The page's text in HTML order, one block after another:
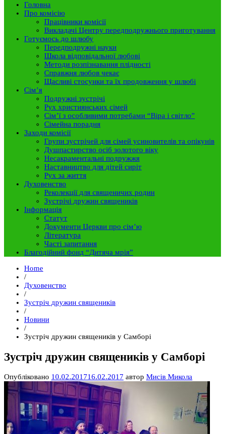
Головна
Про комісію
Працівники комісії
Викладачі Центру передподружнього приготування
Готуємось до шлюбу
Передподружні науки
Школа відповідальної любові
Методи розпізнавання плідності
Справжня любов чекає
Щасливі стосунки та їх продовження у шлюбі
Сім’я
Подружні зустрічі
Рух християнських сімей
Сім’ї з особливими потребами “Віра і світло”
Сімейна порадня
Заходи комісії
Групи зустрічей для сімей усиновителів та опікунів
Душпастирство осіб золотого віку
Несакраментальні подружжя
Наставництво для дітей сиріт
Рух за життя
Духовенство
Реколекції для священичих родин
Зустрічі дружин священиків
Інформація
Статут
Документи Церкви про сім’ю
Література
Часті запитання
Благодійний фонд “Дитяча мрія”
Home
/
Духовенство
/
Зустріч дружин священиків
/
Новини
/
Зустріч дружин священиків у Cамборі
Зустріч дружин священиків у Cамборі
Опубліковано 10.02.201716.02.2017 автор Мисів Микола